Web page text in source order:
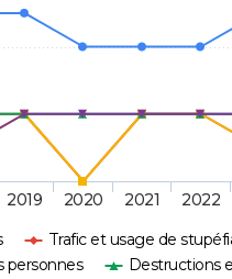
Trafic et usage de
personnes
Destructions
2019 2020 2021 2022